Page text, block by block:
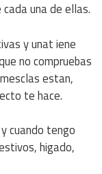
una de ellas.
y unat iene
no compruebas
estan,
te hace.
cuando tengo
higado,